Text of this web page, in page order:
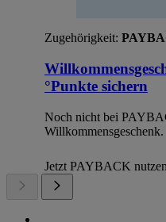
Zugehörigkeit:
°Punkte sichern
Noch nicht bei
Willkommensgeschenk.
Jetzt PAYBACK nutzen